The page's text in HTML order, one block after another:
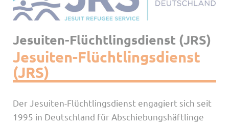
Jesuiten-Flüchtlingsdienst (JRS)
Jesuiten-Flüchtlingsdienst
(JRS)
Der Jesuiten-Flüchtlingsdienst engagiert sich seit
1995 in Deutschland für Abschiebungshäftlinge